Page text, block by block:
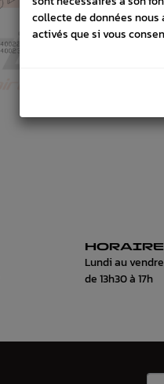
Lundi au
de 13h30 à 17h
collecte de données
activés que si vous